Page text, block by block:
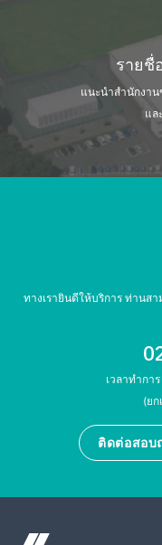
รายชื่
แนะนำสำนักงา
แล
ทางเรายินดีให้บริการ ท่านส
เวลาทำกา
(ย
ติดต่อสอบ